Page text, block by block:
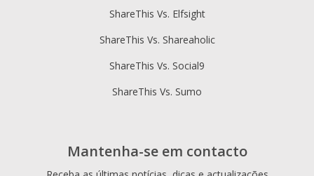
ShareThis Vs. Elfsight
ShareThis Vs. Shareaholic
ShareThis Vs. Social9
ShareThis Vs. Sumo
Mantenha-se em contacto